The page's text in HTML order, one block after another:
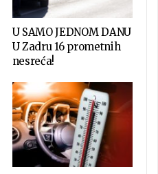
U SAMO JEDNOM DANU
U Zadru 16 prometnih
nesreća!